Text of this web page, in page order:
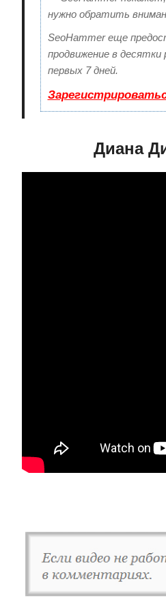
нужно обратить
SeoHammer еще
продвижение в
первых 7 дней.
Диана